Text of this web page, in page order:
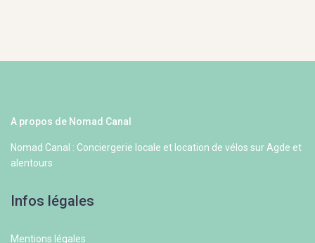
A propos de Nomad Canal
Nomad Canal : Conciergerie locale et location de vélos sur Agde et
alentours
Infos légales
Mentions légales